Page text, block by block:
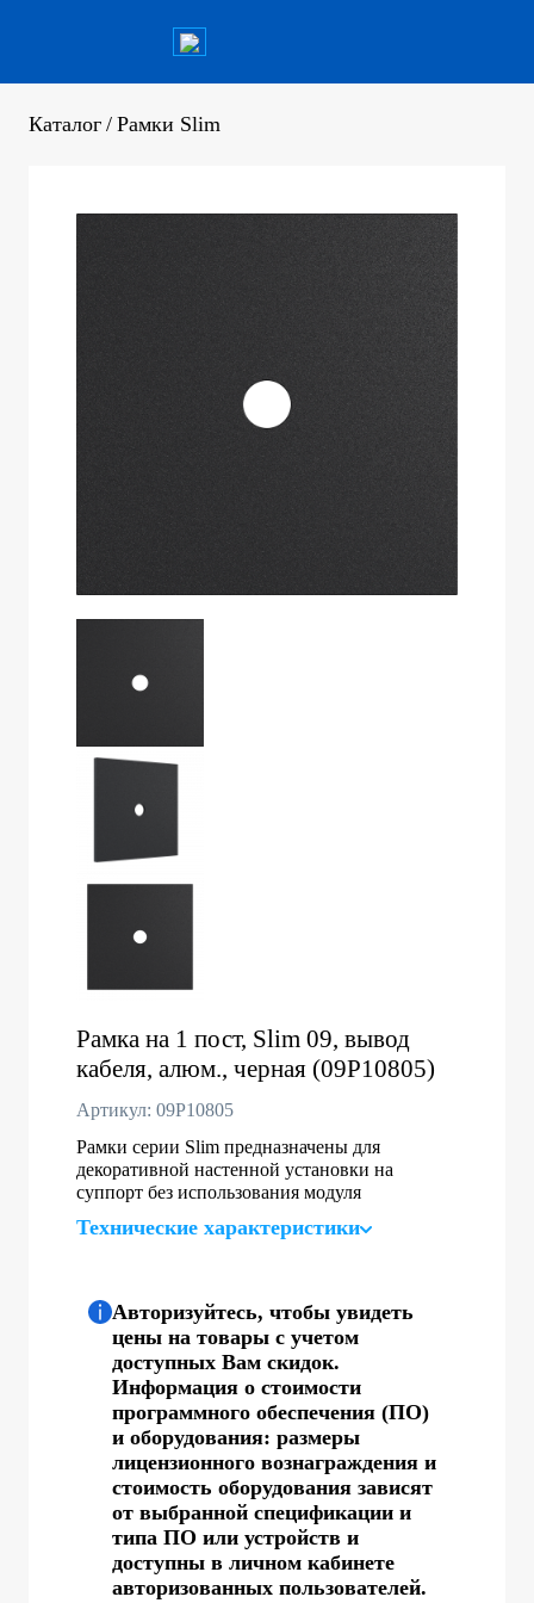
Каталог / Рамки Slim
Рамка на 1 пост, Slim 09, вывод
кабеля, алюм., черная (09P10805)
Артикул: 09P10805
Рамки серии Slim предназначены для
декоративной настенной установки на
суппорт без использования модуля
Технические характеристики
Авторизуйтесь, чтобы увидеть
цены на товары с учетом
доступных Вам скидок.
Информация о стоимости
программного обеспечения (ПО)
и оборудования: размеры
лицензионного вознаграждения и
стоимость оборудования зависят
от выбранной спецификации и
типа ПО или устройств и
доступны в личном кабинете
авторизованных пользователей.